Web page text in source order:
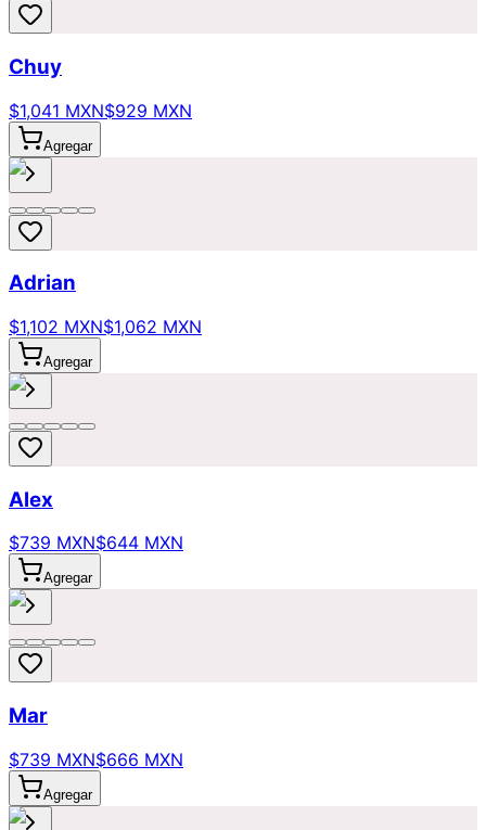
Chuy
$1,041 MXN$929 MXN
Agregar
Adrian
$1,102 MXN$1,062 MXN
Agregar
Alex
$739 MXN$644 MXN
Agregar
Mar
$739 MXN$666 MXN
Agregar